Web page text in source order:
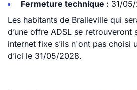
Fermeture technique : 31/
Les habitants de Bralleville qui
d’une offre ADSL se retrouveront
internet fixe s’ils n'ont pas choisi
d’ici le 31/05/2028.